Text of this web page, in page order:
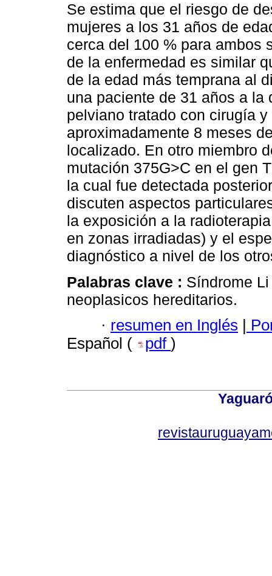
Se estima que el riesgo de
mujeres a los 31 años de
cerca del 100 % para ambos
de la enfermedad es similar
de la edad más temprana al
una paciente de 31 años a
pelviano tratado con cirugía
aproximadamente 8 meses
localizado. En otro miembro
mutación 375G>C en el gen
la cual fue detectada
discuten aspectos
la exposición a la
en zonas irradiadas) y el
diagnóstico a nivel de los
Palabras clave : Síndrome
neoplasicos hereditarios.
· resumen en Inglés
Español (
pdf )